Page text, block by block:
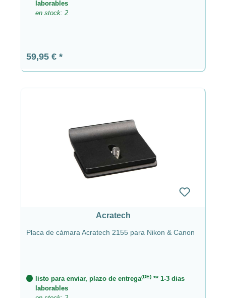
laborables
en stock: 2
Precio normal:
59,95 €
Acratech
Placa de cámara Acratech 2155 para Nikon & Canon
listo para enviar, plazo de entrega(DE)** 1-3 dias
laborables